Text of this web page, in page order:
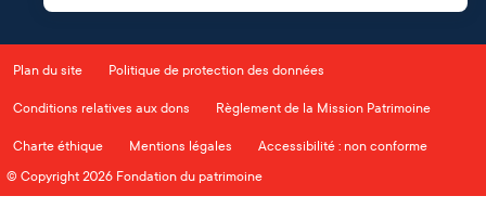
Plan du site Politique de protection des données
Conditions relatives aux dons Règlement de la Mission Patrimoine
Charte éthique Mentions légales
Accessibilité : non conforme
© Copyright 2026 Fondation du patrimoine